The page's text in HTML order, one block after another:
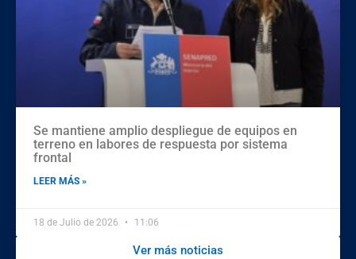
Se mantiene amplio despliegue de equipos en
terreno en labores de respuesta por sistema
frontal
LEER MÁS »
18 de Julio de 2026 11:06
Ver más noticias